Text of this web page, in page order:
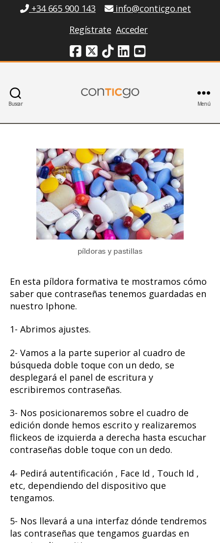
Información
+34 665 900 143
info@conticgo.net
Regístrate Acceder
Redes Sociales
Buscar Menú
píldoras y pastillas
En esta píldora formativa te mostramos cómo
saber que contraseñas tenemos guardadas en
nuestro Iphone.
1- Abrimos ajustes.
2- Vamos a la parte superior al cuadro de
búsqueda doble toque con un dedo, se
desplegará el panel de escritura y
escribiremos contraseñas.
3- Nos posicionaremos sobre el cuadro de
edición donde hemos escrito y realizaremos
flickeos de izquierda a derecha hasta escuchar
contraseñas doble toque con un dedo.
4- Pedirá autentificación , Face Id , Touch Id ,
etc, dependiendo del dispositivo que
tengamos.
5- Nos llevará a una interfaz dónde tendremos
las contraseñas que tengamos guardas en